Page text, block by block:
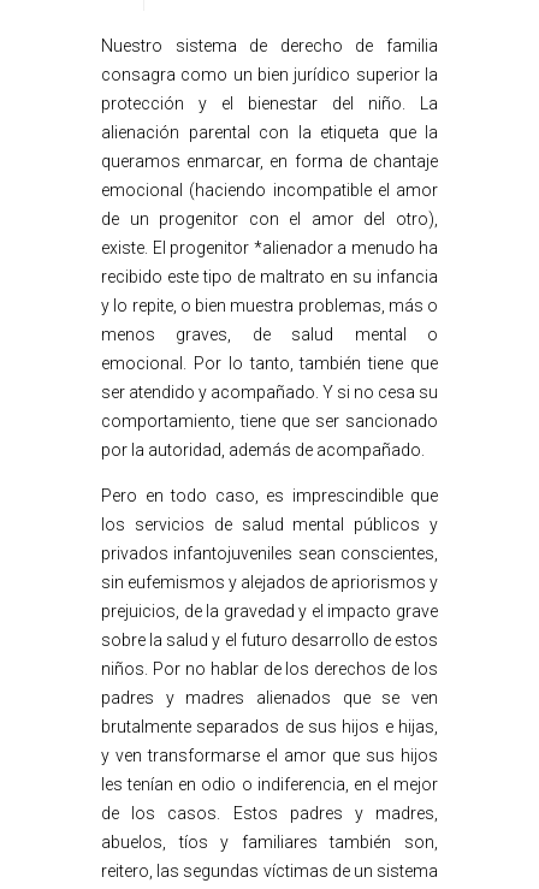
Nuestro sistema de derecho de familia
consagra como un bien jurídico superior la
protección y el bienestar del niño. La
alienación parental con la etiqueta que la
queramos enmarcar, en forma de chantaje
emocional (haciendo incompatible el amor
de un progenitor con el amor del otro),
existe. El progenitor *alienador a menudo ha
recibido este tipo de maltrato en su infancia
y lo repite, o bien muestra problemas, más o
menos graves, de salud mental o
emocional. Por lo tanto, también tiene que
ser atendido y acompañado. Y si no cesa su
comportamiento, tiene que ser sancionado
por la autoridad, además de acompañado.
Pero en todo caso, es imprescindible que
los servicios de salud mental públicos y
privados infantojuveniles sean conscientes,
sin eufemismos y alejados de apriorismos y
prejuicios, de la gravedad y el impacto grave
sobre la salud y el futuro desarrollo de estos
niños. Por no hablar de los derechos de los
padres y madres alienados que se ven
brutalmente separados de sus hijos e hijas,
y ven transformarse el amor que sus hijos
les tenían en odio o indiferencia, en el mejor
de los casos. Estos padres y madres,
abuelos, tíos y familiares también son,
reitero, las segundas víctimas de un sistema